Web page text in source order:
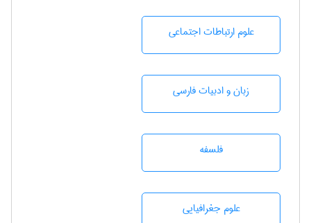
علوم ارتباطات اجتماعی
زبان و ادبيات فارسی
فلسفه
علوم جغرافيايی